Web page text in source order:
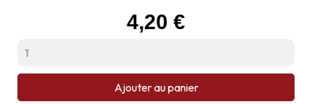
Prix
4,20 €
Ajouter au panier